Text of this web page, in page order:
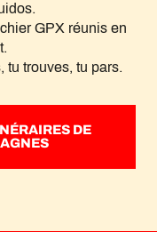
GPX réunis en
tu trouves, tu pars.
DE